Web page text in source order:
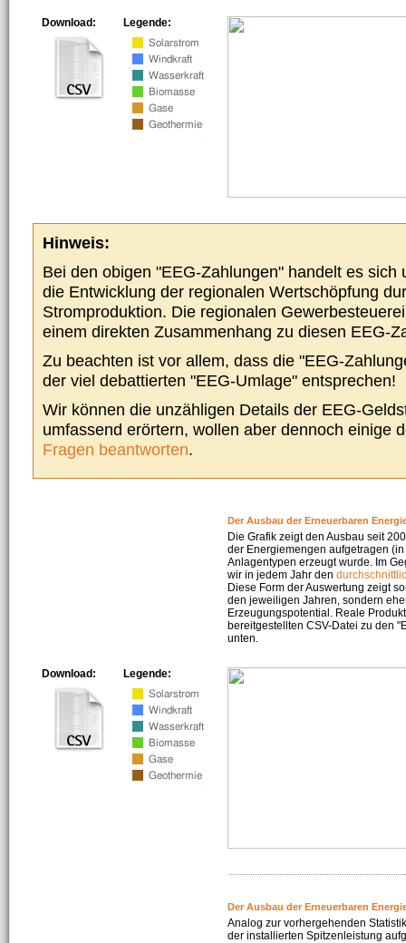
Legende:
Download:
Hinweis:
Bei den obigen "EEG-Zahlungen" handelt es sich
die Entwicklung der regionalen Wertschöpfung
Stromproduktion. Die regionalen
einem direkten Zusammenhang zu diesen EEG-
Zu beachten ist vor allem, dass die "EEG-
der viel debattierten "EEG-Umlage" entsprechen!
Wir können die unzähligen Details der EEG-
umfassend erörtern, wollen aber dennoch einige
Fragen beantworten.
Der Ausbau der Erneuerbaren
Die Grafik zeigt den Ausbau seit
der Energiemengen aufgetragen
Anlagentypen erzeugt wurde. Im
wir in jedem Jahr den
Diese Form der Auswertung zeigt
den jeweiligen Jahren, sondern
Erzeugungspotential. Reale
bereitgestellten CSV-Datei zu den
unten.
Legende:
Download:
Der Ausbau der Erneuerbaren
Analog zur vorhergehenden
der installierten Spitzenleistung